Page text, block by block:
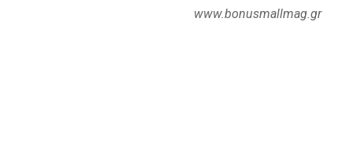
www.bonusmallmag.gr